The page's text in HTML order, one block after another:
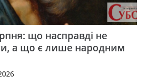
що насправді не
а що є лише народним